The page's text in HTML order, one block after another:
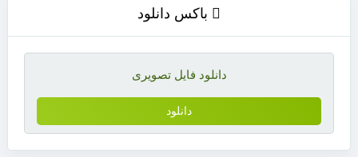
باکس دانلود
دانلود فایل تصویری
دانلود